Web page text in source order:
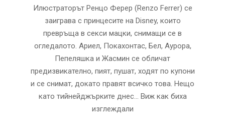
21
Илюстраторът Ренцо Ферер (Renzo Ferrer) се
заиграва с принцесите на Disney, които
превръща в секси мацки, снимащи се в
огледалото. Ариел, Покахонтас, Бел, Аурора,
Пепеляшка и Жасмин се обличат
предизвикателно, пият, пушат, ходят по купони
и се снимат, докато правят всичко това. Нещо
като тийнейджърките днес… Виж как биха
изглеждали